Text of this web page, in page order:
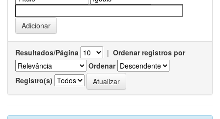
Resultados/Página | Ordenar registros por
Ordenar
Registro(s)